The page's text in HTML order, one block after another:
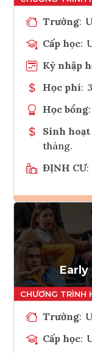
Trường:
Cấp học:
Kỳ nhập
Học phí:
Học bổng:
Sinh
tháng.
ĐỊNH CƯ:
Trường:
Cấp học: